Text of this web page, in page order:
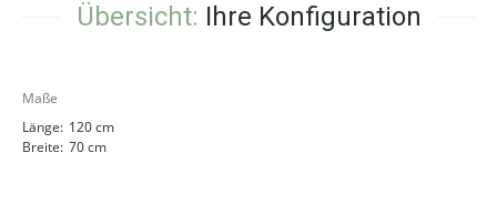
Übersicht: Ihre Konfiguration
Maße
Länge: 120 cm
Breite: 70 cm